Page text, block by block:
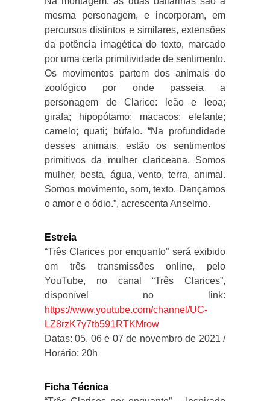
mesma personagem, e incorporam, em
percursos distintos e similares, extensões
da potência imagética do texto, marcado
por uma certa primitividade de sentimento.
Os movimentos partem dos animais do
zoológico por onde passeia a
personagem de Clarice: leão e leoa;
girafa; hipopótamo; macacos; elefante;
camelo; quati; búfalo. “Na profundidade
desses animais, estão os sentimentos
primitivos da mulher clariceana. Somos
mulher, besta, água, vento, terra, animal.
Somos movimento, som, texto. Dançamos
o amor e o ódio.”, acrescenta Anselmo.
Estreia
“Três Clarices por enquanto” será exibido
em três transmissões online, pelo
YouTube, no canal “Três Clarices”,
disponível no link:
https://www.youtube.com/channel/UC-
LZ8rzK7y7tb591RTKMrow
Datas: 05, 06 e 07 de novembro de 2021 /
Horário: 20h
Ficha Técnica